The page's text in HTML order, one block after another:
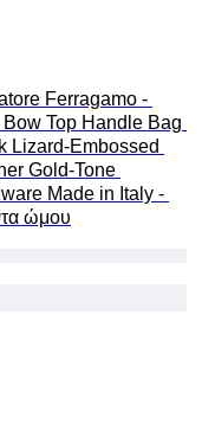
Ferragamo -
Bow Top Handle Bag
Lizard-Embossed
Gold-Tone
Made in Italy -
ώμου